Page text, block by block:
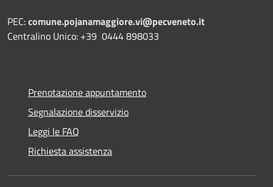
PEC:comune.pojanamaggiore.vi@pecveneto.it
Centralino Unico: +39 0444 898033
Prenotazione appuntamento
Segnalazione disservizio
Leggi le FAQ
Richiesta assistenza